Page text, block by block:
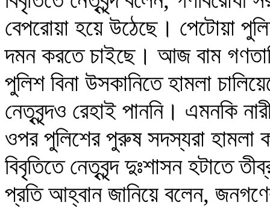
বেপরোয়া হয়ে উঠেছে। পেটোয়া
দমন করতে চাইছে। আজ বাম
পুলিশ বিনা উসকানিতে হামলা
নেতৃবৃন্দও রেহাই পাননি। এমনকি
ওপর পুলিশের পুরুষ সদস্যরা হামলা
বিবৃতিতে নেতৃবৃন্দ দুঃশাসন হটাতে
প্রতি আহ্বান জানিয়ে বলেন,